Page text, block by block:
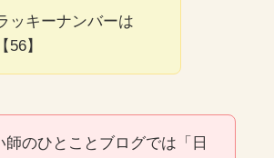
ッキーナンバーは
【56】
師のひとことブログでは「日